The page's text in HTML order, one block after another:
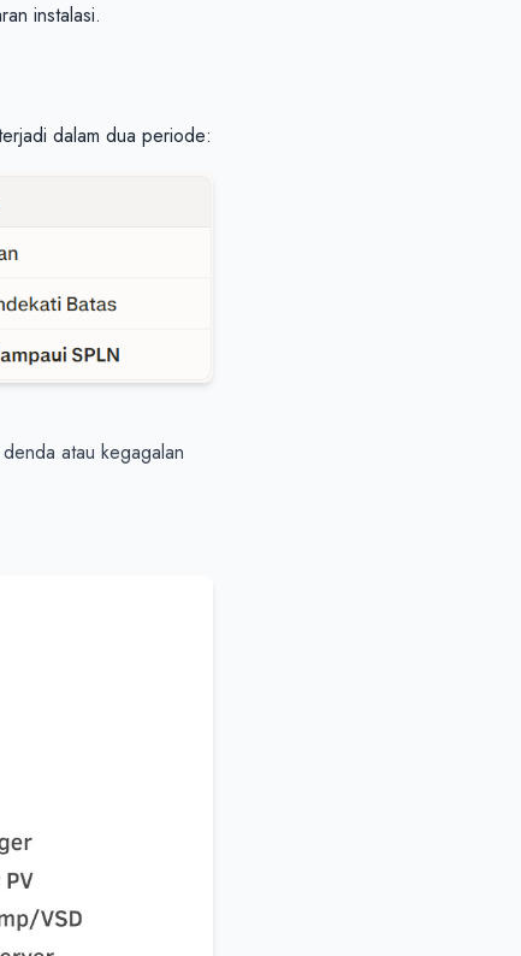
instalasi.
dalam dua periode:
atau kegagalan